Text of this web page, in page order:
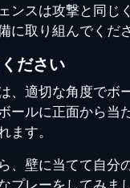
ンスは攻撃と同じ
に取り組んでくださ
ださい
、適切な角度でボ
ールに正面から当
ます。
、壁に当てて自分